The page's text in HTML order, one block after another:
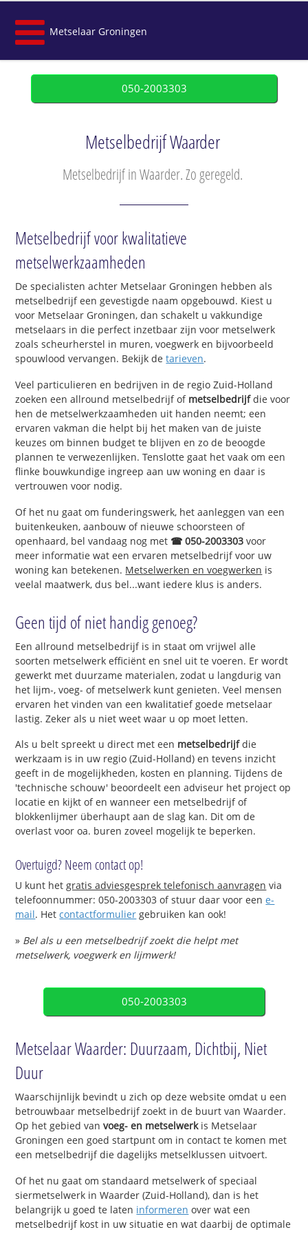
Metselaar Groningen
050-2003303
Metselbedrijf Waarder
Metselbedrijf in Waarder. Zo geregeld.
Metselbedrijf voor kwalitatieve
metselwerkzaamheden
De specialisten achter Metselaar Groningen hebben als
metselbedrijf een gevestigde naam opgebouwd. Kiest u
voor Metselaar Groningen, dan schakelt u vakkundige
metselaars in die perfect inzetbaar zijn voor metselwerk
zoals scheurherstel in muren, voegwerk en bijvoorbeeld
spouwlood vervangen. Bekijk detarieven.
Veel particulieren en bedrijven in de regio Zuid-Holland
zoeken een allround metselbedrijf of metselbedrijfdie voor
hen de metselwerkzaamheden uit handen neemt; een
ervaren vakman die helpt bij het maken van de juiste
keuzes om binnen budget te blijven en zo de beoogde
plannen te verwezenlijken. Tenslotte gaat het vaak om een
flinke bouwkundige ingreep aan uw woning en daar is
vertrouwen voor nodig.
Of het nu gaat om funderingswerk, het aanleggen van een
buitenkeuken, aanbouw of nieuwe schoorsteen of
openhaard, bel vandaag nog met ☎ 050-2003303 voor
meer informatie wat een ervaren metselbedrijf voor uw
woning kan betekenen. Metselwerken en voegwerken is
veelal maatwerk, dus bel...want iedere klus is anders.
Geen tijd of niet handig genoeg?
Een allround metselbedrijf is in staat om vrijwel alle
soorten metselwerk efficiënt en snel uit te voeren. Er wordt
gewerkt met duurzame materialen, zodat u langdurig van
het lijm-, voeg- of metselwerk kunt genieten. Veel mensen
ervaren het vinden van een kwalitatief goede metselaar
lastig. Zeker als u niet weet waar u op moet letten.
Als u belt spreekt u direct met een metselbedrijfdie
werkzaam is in uw regio (Zuid-Holland) en tevens inzicht
geeft in de mogelijkheden, kosten en planning. Tijdens de
'technische schouw' beoordeelt een adviseur het project op
locatie en kijkt of en wanneer een metselbedrijf of
blokkenlijmer überhaupt aan de slag kan. Dit om de
overlast voor oa. buren zoveel mogelijk te beperken.
Overtuigd? Neem contact op!
U kunt hetgratis adviesgesprek telefonisch aanvragen via
telefoonnummer: 050-2003303 of stuur daar voor eene-
mail. Hetcontactformulier gebruiken kan ook!
» Bel als u een metselbedrijf zoekt die helpt met
metselwerk, voegwerk en lijmwerk!
050-2003303
Metselaar Waarder: Duurzaam, Dichtbij, Niet
Duur
Waarschijnlijk bevindt u zich op deze website omdat u een
betrouwbaar metselbedrijf zoekt in de buurt van Waarder.
Op het gebied van voeg- en metselwerkis Metselaar
Groningen een goed startpunt om in contact te komen met
een metselbedrijf die dagelijks metselklussen uitvoert.
Of het nu gaat om standaard metselwerk of speciaal
siermetselwerk in Waarder (Zuid-Holland), dan is het
belangrijk u goed te laten informeren over wat een
metselbedrijf kost in uw situatie en wat daarbij de optimale